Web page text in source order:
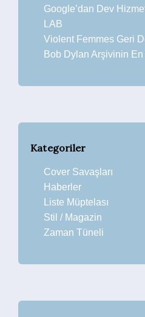
Google’dan Dev
LAB
Violent Femmes Geri
Bob Dylan Arşivinin En
Kategoriler
Cover Savaşları
Haberler
Liste Müptelası
Stil / Magazin
Zaman Tüneli